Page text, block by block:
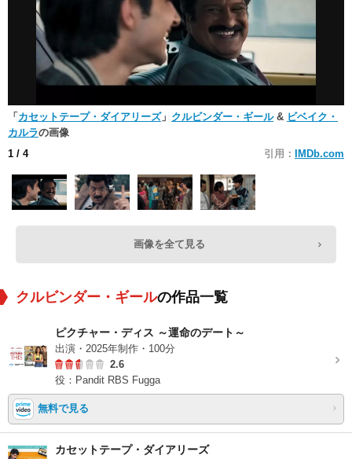
「 カセットテープ・ダイアリーズ」 クルビンダー・ギール& ビベイク・
カルラの画像
1 / 4 引用： IMDb.com
画像を全て見る
クルビンダー・ギールの作品一覧
ピクチャー・ディス ～運命のデート～
出演・2025年制作・100分
2.6
役：Pandit RBS Fugga
無料で見る
カセットテープ・ダイアリーズ